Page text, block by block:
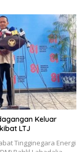
Keluar
LTJ
Tingginegara Energi